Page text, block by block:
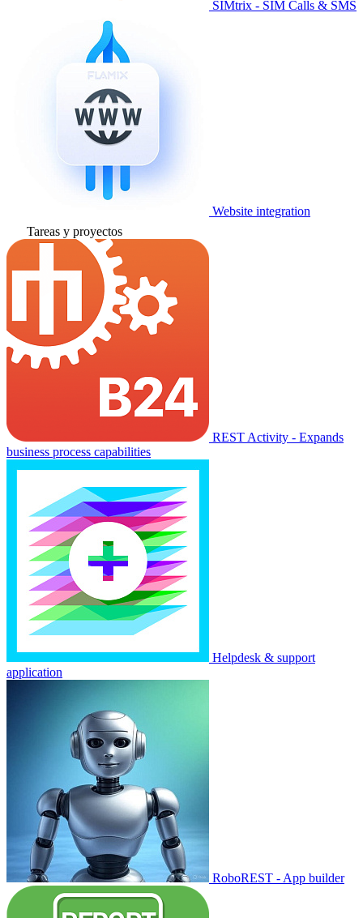
SIMtrix - SIM Calls & SMS
Website integration
Tareas y proyectos
REST Activity - Expands
business process capabilities
Helpdesk & support
application
RoboREST - App builder